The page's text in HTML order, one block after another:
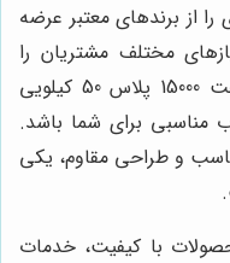
را از برندهای معتبر عرضه
مختلف مشتریان را
دارند. به‌ویژه خرید ترازوی سینی تخت 15000 پلاس 50 کیلویی
مناسبی برای شما باشد.
و طراحی مقاوم، یکی
با کیفیت، خدمات